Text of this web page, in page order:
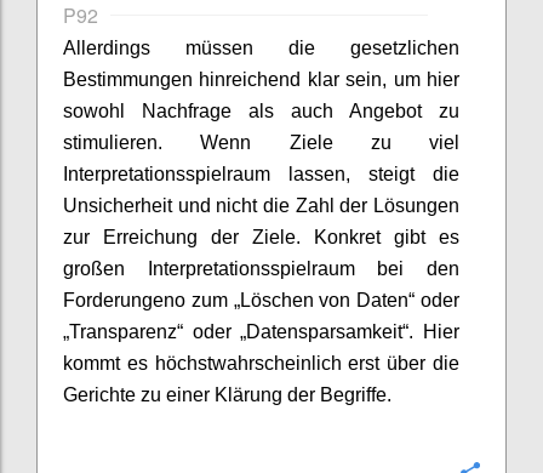
P92
Allerdings müssen die gesetzlichen
Bestimmungen hinreichend klar sein, um hier
sowohl Nachfrage als auch Angebot zu
stimulieren. Wenn Ziele zu viel
Interpretationsspielraum lassen, steigt die
Unsicherheit und nicht die Zahl der Lösungen
zur Erreichung der Ziele. Konkret gibt es
großen Interpretationsspielraum bei den
Forderungeno zum „Löschen von Daten“ oder
„Transparenz“ oder „Datensparsamkeit“. Hier
kommt es höchstwahrscheinlich erst über die
Gerichte zu einer Klärung der Begriffe.